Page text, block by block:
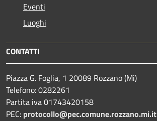
Eventi
Luoghi
CONTATTI
Piazza G. Foglia, 1 20089 Rozzano (Mi)
Telefono: 0282261
Partita iva 01743420158
PEC: protocollo@pec.comune.rozzano.mi.it